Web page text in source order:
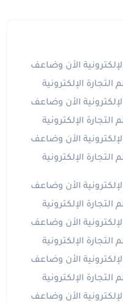
الأن وضاعف
الإلكترونية
الأن وضاعف
الإلكترونية
الأن وضاعف
الإلكترونية
الأن وضاعف
الإلكترونية
الأن وضاعف
الإلكترونية
الأن وضاعف
الإلكترونية
الأن وضاعف